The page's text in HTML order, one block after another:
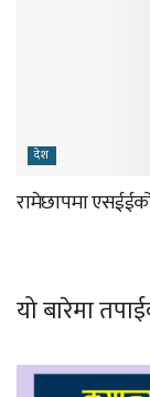
देश
रामेछापमा
यो बारेमा